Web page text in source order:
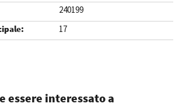
240199
17
essere interessato a